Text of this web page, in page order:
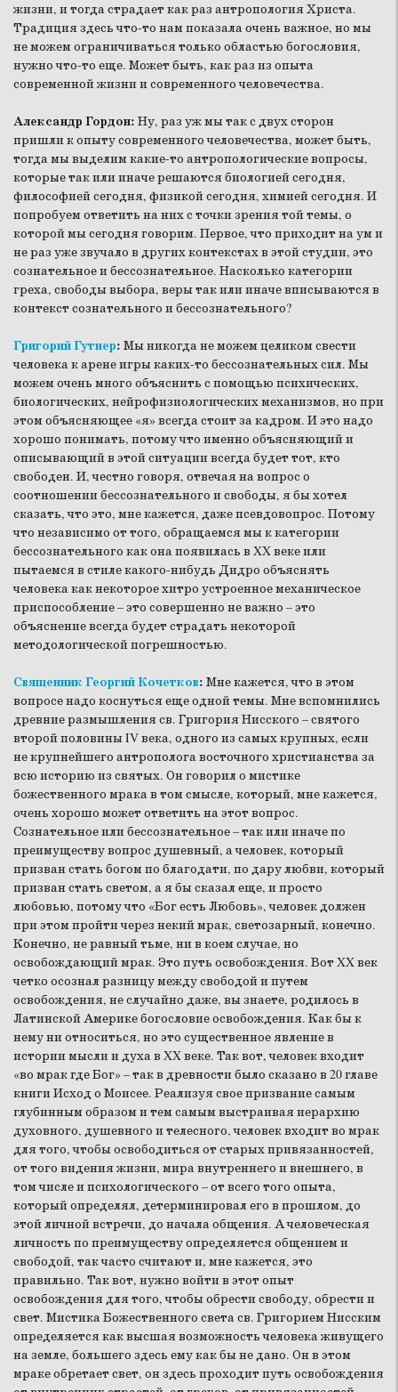
жизни, и тогда страдает как раз антропология Христа.
Традиция здесь что-то нам показала очень важное, но мы
не можем ограничиваться только областью богословия,
нужно что-то еще. Может быть, как раз из опыта
современной жизни и современного человечества.
Александр Гордон: Ну, раз уж мы так с двух сторон
пришли к опыту современного человечества, может быть,
тогда мы выделим какие-то антропологические вопросы,
которые так или иначе решаются биологией сегодня,
философией сегодня, физикой сегодня, химией сегодня. И
попробуем ответить на них с точки зрения той темы, о
которой мы сегодня говорим. Первое, что приходит на ум и
не раз уже звучало в других контекстах в этой студии, это
сознательное и бессознательное. Насколько категории
греха, свободы выбора, веры так или иначе вписываются в
контекст сознательного и бессознательного?
Григорий Гутнер: Мы никогда не можем целиком свести
человека к арене игры каких-то бессознательных сил. Мы
можем очень много объяснить с помощью психических,
биологических, нейрофизиологических механизмов, но при
этом объясняющее «я» всегда стоит за кадром. И это надо
хорошо понимать, потому что именно объясняющий и
описывающий в этой ситуации всегда будет тот, кто
свободен. И, честно говоря, отвечая на вопрос о
соотношении бессознательного и свободы, я бы хотел
сказать, что это, мне кажется, даже псевдовопрос. Потому
что независимо от того, обращаемся мы к категории
бессознательного как она появилась в XX веке или
пытаемся в стиле какого-нибудь Дидро объяснять
человека как некоторое хитро устроенное механическое
приспособление – это совершенно не важно – это
объяснение всегда будет страдать некоторой
методологической погрешностью.
Священник Георгий Кочетков: Мне кажется, что в этом
вопросе надо коснуться еще одной темы. Мне вспомнились
древние размышления св. Григория Нисского – святого
второй половины IV века, одного из самых крупных, если
не крупнейшего антрополога восточного христианства за
всю историю из святых. Он говорил о мистике
божественного мрака в том смысле, который, мне кажется,
очень хорошо может ответить на этот вопрос.
Сознательное или бессознательное – так или иначе по
преимуществу вопрос душевный, а человек, который
призван стать богом по благодати, по дару любви, который
призван стать светом, а я бы сказал еще, и просто
любовью, потому что «Бог есть Любовь», человек должен
при этом пройти через некий мрак, светозарный, конечно.
Конечно, не равный тьме, ни в коем случае, но
освобождающий мрак. Это путь освобождения. Вот XX век
четко осознал разницу между свободой и путем
освобождения, не случайно даже, вы знаете, родилось в
Латинской Америке богословие освобождения. Как бы к
нему ни относиться, но это существенное явление в
истории мысли и духа в XX веке. Так вот, человек входит
«во мрак где Бог» – так в древности было сказано в 20 главе
книги Исход о Моисее. Реализуя свое призвание самым
глубинным образом и тем самым выстраивая иерархию
духовного, душевного и телесного, человек входит во мрак
для того, чтобы освободиться от старых привязанностей,
от того видения жизни, мира внутреннего и внешнего, в
том числе и психологического – от всего того опыта,
который определял, детерминировал его в прошлом, до
этой личной встречи, до начала общения. А человеческая
личность по преимуществу определяется общением и
свободой, так часто считают и, мне кажется, это
правильно. Так вот, нужно войти в этот опыт
освобождения для того, чтобы обрести свободу, обрести и
свет. Мистика Божественного света св. Григорием Нисским
определяется как высшая возможность человека живущего
на земле, большего здесь ему как бы не дано. Он в этом
мраке обретает свет, он здесь проходит путь освобождения